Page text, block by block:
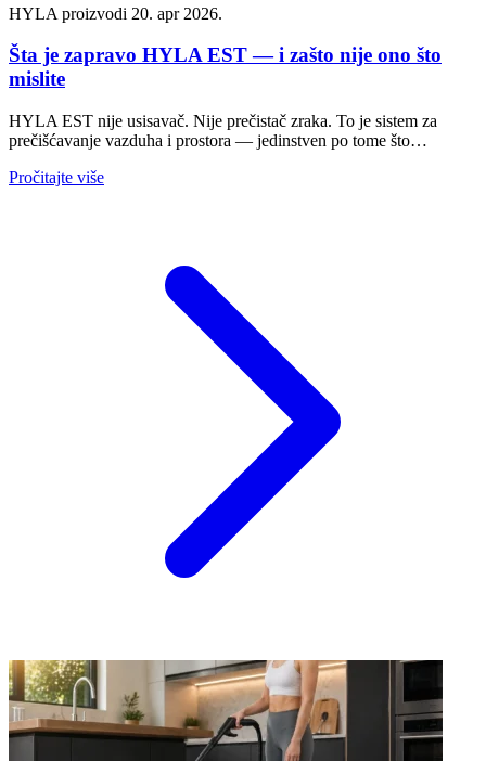
HYLA proizvodi 20. apr 2026.
Šta je zapravo HYLA EST — i zašto nije ono što
mislite
HYLA EST nije usisavač. Nije prečistač zraka. To je sistem za
prečišćavanje vazduha i prostora — jedinstven po tome što…
Pročitajte više